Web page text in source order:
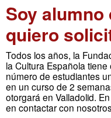
Soy alumno
quiero
Todos los años, la
la Cultura Española
número de estudiantes
en un curso de 2
otorgará en Valladolid.
en contactar con